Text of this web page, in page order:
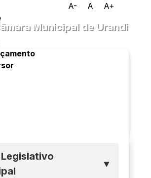
A- A A+
Municipal de Urandi
▼